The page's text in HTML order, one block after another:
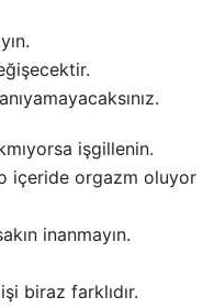
işgillenin.
içeride orgazm oluyor
inanmayın.
biraz farklıdır.